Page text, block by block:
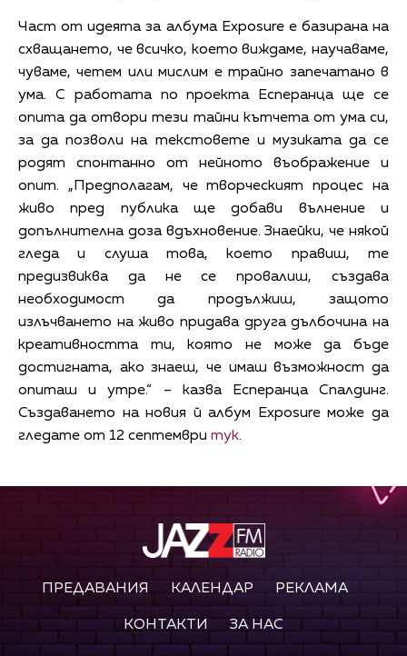
Част от идеята за албума Exposure е базирана на
схващането, че всичко, което виждаме, научаваме,
чуваме, четем или мислим е трайно запечатано в
ума. С работата по проекта Есперанца ще се
опита да отвори тези тайни кътчета от ума си,
за да позволи на текстовете и музиката да се
родят спонтанно от нейното въображение и
опит. „Предполагам, че творческият процес на
живо пред публика ще добави вълнение и
допълнителна доза вдъхновение. Знаейки, че някой
гледа и слуша това, което правиш, те
предизвиква да не се провалиш, създава
необходимост да продължиш, защото
излъчването на живо придава друга дълбочина на
креативността ти, която не може да бъде
достигната, ако знаеш, че имаш възможност да
опиташ и утре.“ – казва Есперанца Спалдинг.
Създаването на новия й албум Exposure може да
гледате от 12 септември тук.
ПРЕДАВАНИЯ КАЛЕНДАР РЕКЛАМА
КОНТАКТИ ЗА НАС